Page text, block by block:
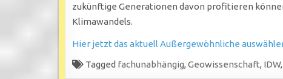
zukünftige Generationen davon profitieren
Klimawandels.
Hier jetzt das aktuell Außergewöhnliche
Tagged fachunabhängig,Geowissenschaft, IDW,